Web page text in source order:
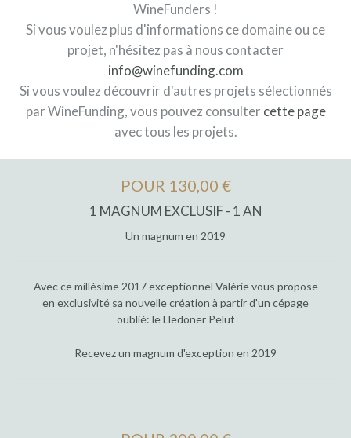
WineFunders !
Si vous voulez plus d'informations ce domaine ou ce
projet, n'hésitez pas à nous contacter
info@winefunding.com
Si vous voulez découvrir d'autres projets sélectionnés
par WineFunding, vous pouvez consulter cette page
avec tous les projets.
POUR 130,00 €
1 MAGNUM EXCLUSIF - 1 AN
Un magnum en 2019
Avec ce millésime 2017 exceptionnel Valérie vous propose
en exclusivité sa nouvelle création à partir d'un cépage
oublié: le Lledoner Pelut
Recevez un magnum d'exception en 2019